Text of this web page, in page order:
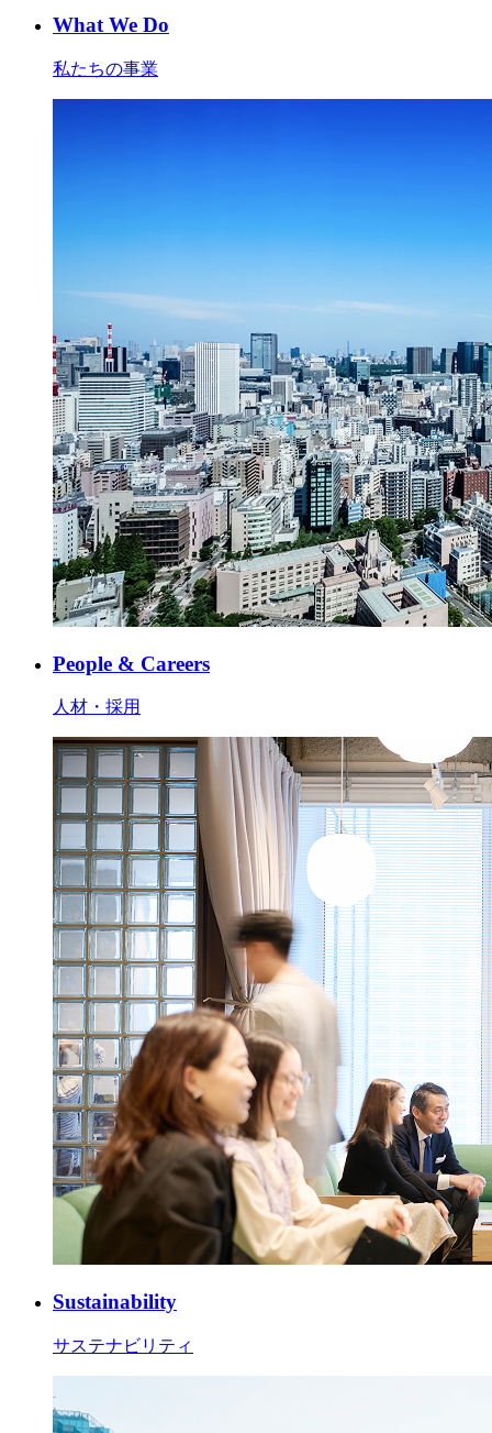
What We Do
私たちの事業
People & Careers
人材・採用
Sustainability
サステナビリティ